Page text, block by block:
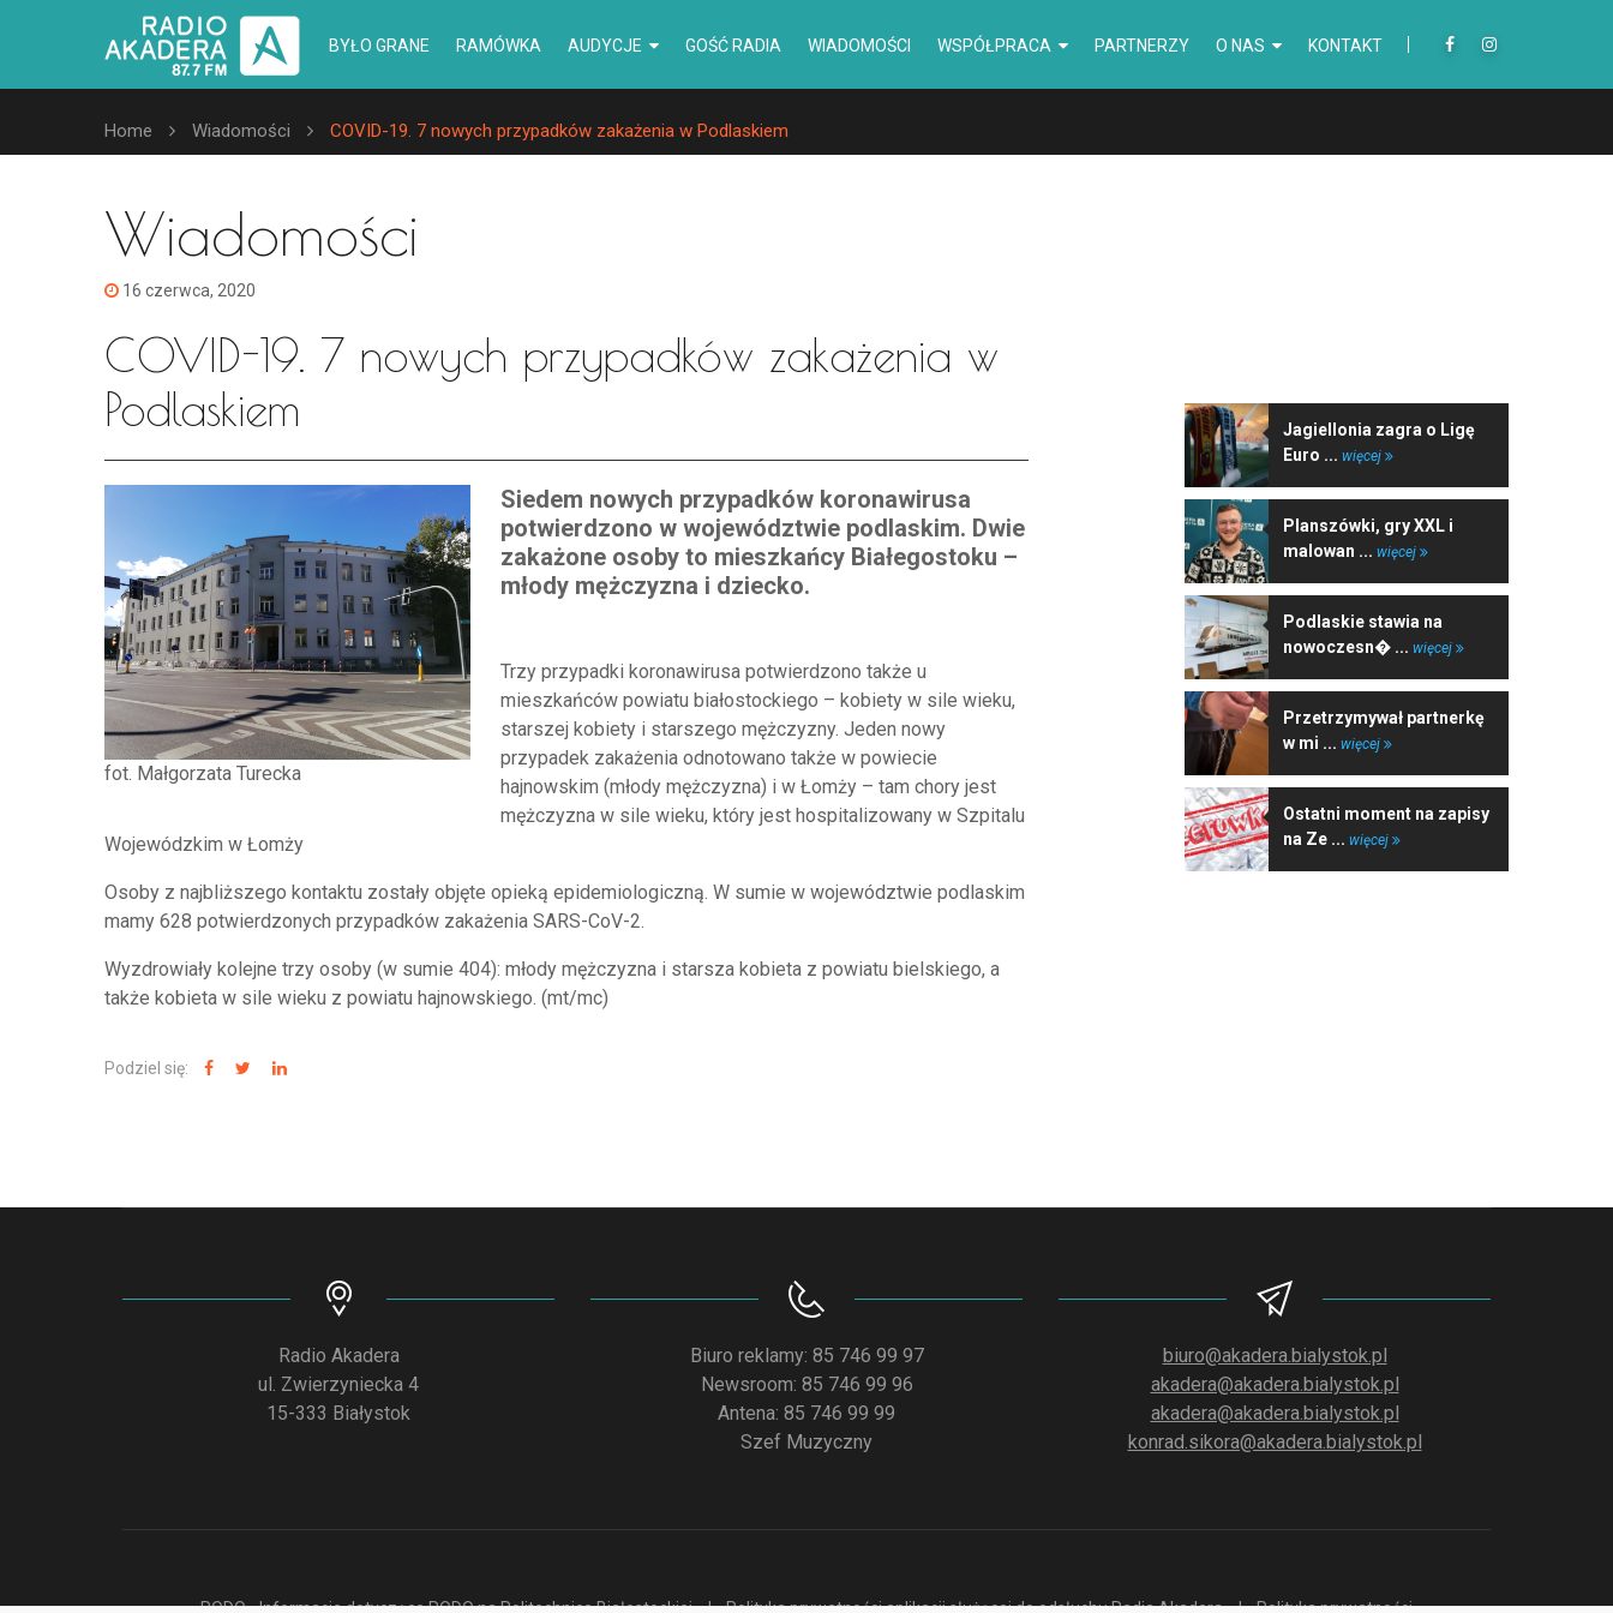
BYŁO GRANE RAMÓWKA AUDYCJE GOŚĆ RADIA WIADOMOŚCI WSPÓŁPRACA PARTNERZY O NAS KONTAKT
Home Wiadomości COVID-19. 7 nowych przypadków zakażenia w Podlaskiem
Wiadomości
16 czerwca, 2020
COVID-19. 7 nowych przypadków zakażenia w
Podlaskiem
fot. Małgorzata Turecka
Siedem nowych przypadków koronawirusa
potwierdzono w województwie podlaskim. Dwie
zakażone osoby to mieszkańcy Białegostoku –
młody mężczyzna i dziecko.
Trzy przypadki koronawirusa potwierdzono także u
mieszkańców powiatu białostockiego – kobiety w sile wieku,
starszej kobiety i starszego mężczyzny. Jeden nowy
przypadek zakażenia odnotowano także w powiecie
hajnowskim (młody mężczyzna) i w Łomży – tam chory jest
mężczyzna w sile wieku, który jest hospitalizowany w Szpitalu
Wojewódzkim w Łomży
Osoby z najbliższego kontaktu zostały objęte opieką epidemiologiczną. W sumie w województwie podlaskim
mamy 628 potwierdzonych przypadków zakażenia SARS-CoV-2.
Wyzdrowiały kolejne trzy osoby (w sumie 404): młody mężczyzna i starsza kobieta z powiatu bielskiego, a
także kobieta w sile wieku z powiatu hajnowskiego. (mt/mc)
Podziel się:
Jagiellonia zagra o Ligę
Euro ... więcej
Planszówki, gry XXL i
malowan ... więcej
Podlaskie stawia na
nowoczesn� ... więcej
Przetrzymywał partnerkę
w mi ... więcej
Ostatni moment na zapisy
na Ze ... więcej
Radio Akadera
ul. Zwierzyniecka 4
15-333 Białystok
Biuro reklamy: 85 746 99 97
Newsroom: 85 746 99 96
Antena: 85 746 99 99
Szef Muzyczny
biuro@akadera.bialystok.pl
akadera@akadera.bialystok.pl
akadera@akadera.bialystok.pl
konrad.sikora@akadera.bialystok.pl
RODO - Informacje dotyczące RODO na Politechnice Białostockiej Polityka prywatności aplikacji służącej do odsłuchu Radia Akadera Polityka prywatności